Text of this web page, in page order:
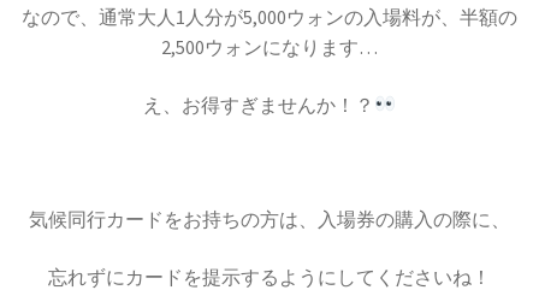
なので、通常大人1人分が5,000ウォンの入場料が、半額の
2,500ウォンになります…
え、お得すぎませんか！？
気候同行カードをお持ちの方は、入場券の購入の際に、
忘れずにカードを提示するようにしてくださいね！